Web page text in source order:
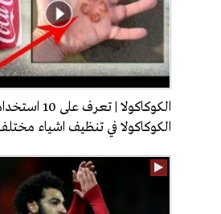
الكوكاكولا | تعرف على
الكوكاكولا في تنظيف اشياء